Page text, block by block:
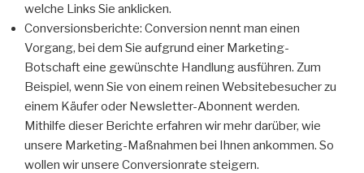
welche Links Sie anklicken.
Conversionsberichte: Conversion nennt man einen
Vorgang, bei dem Sie aufgrund einer Marketing-
Botschaft eine gewünschte Handlung ausführen. Zum
Beispiel, wenn Sie von einem reinen Websitebesucher zu
einem Käufer oder Newsletter-Abonnent werden.
Mithilfe dieser Berichte erfahren wir mehr darüber, wie
unsere Marketing-Maßnahmen bei Ihnen ankommen. So
wollen wir unsere Conversionrate steigern.